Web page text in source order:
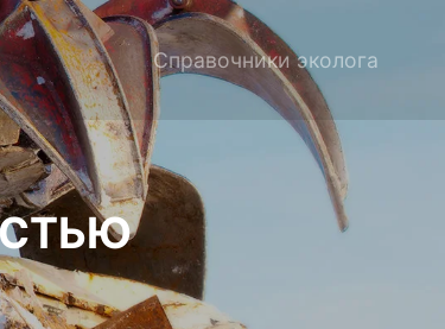
Справочники эколога